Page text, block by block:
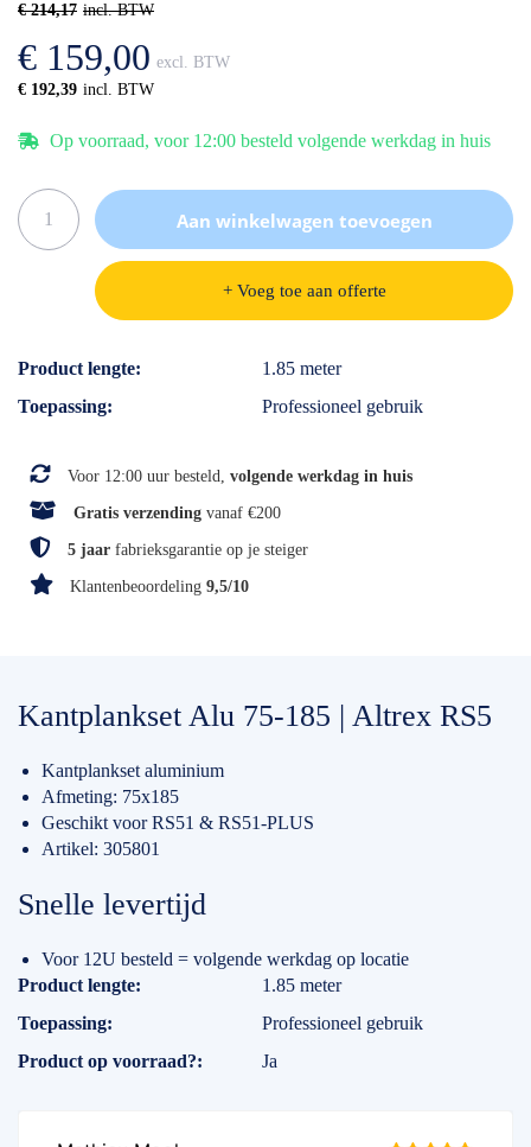
€ 214,17
€ 192,39
€ 159,00
Op voorraad, voor 12:00 besteld volgende werkdag in huis
Aan winkelwagen toevoegen
+ Voeg toe aan offerte
Specificaties
Product lengte
1.85 meter
Toepassing
Professioneel gebruik
Voor 12:00 uur besteld, volgende werkdag in huis
Gratis verzending vanaf €200
5 jaar fabrieksgarantie op je steiger
Klantenbeoordeling 9,5/10
Kantplankset Alu 75-185 | Altrex RS5
Kantplankset aluminium
Afmeting: 75x185
Geschikt voor RS51 & RS51-PLUS
Artikel: 305801
Snelle levertijd
Voor 12U besteld = volgende werkdag op locatie
Specificaties
Product lengte
1.85 meter
Toepassing
Professioneel gebruik
Product op voorraad?
Ja